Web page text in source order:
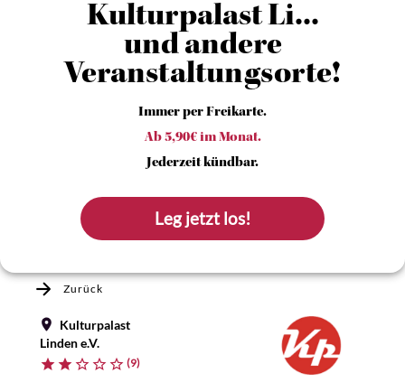
Kulturpalast Li...
und andere
Veranstaltungsorte!
Immer per Freikarte.
Ab 5,90€ im Monat.
Jederzeit kündbar.
Leg jetzt los!
Zurück
Kulturpalast
Linden e.V.
(9)